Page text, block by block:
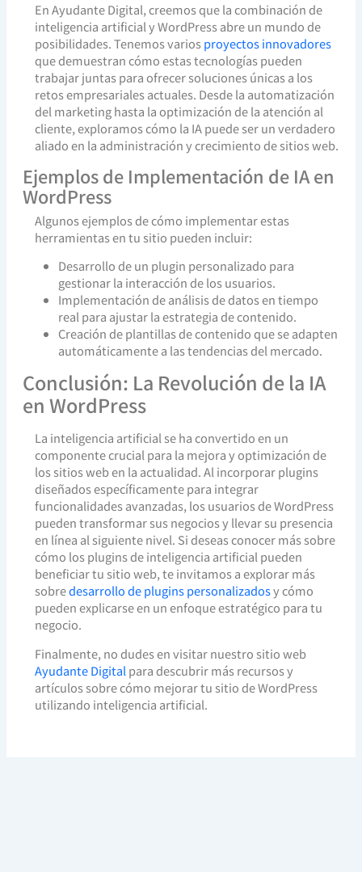
En Ayudante Digital, creemos que la combinación de
inteligencia artificial y WordPress abre un mundo de
posibilidades. Tenemos variosproyectos innovadores
que demuestran cómo estas tecnologías pueden
trabajar juntas para ofrecer soluciones únicas a los
retos empresariales actuales. Desde la automatización
del marketing hasta la optimización de la atención al
cliente, exploramos cómo la IA puede ser un verdadero
aliado en la administración y crecimiento de sitios web.
Ejemplos de Implementación de IA en
WordPress
Algunos ejemplos de cómo implementar estas
herramientas en tu sitio pueden incluir:
Desarrollo de un plugin personalizado para
gestionar la interacción de los usuarios.
Implementación de análisis de datos en tiempo
real para ajustar la estrategia de contenido.
Creación de plantillas de contenido que se adapten
automáticamente a las tendencias del mercado.
Conclusión: La Revolución de la IA
en WordPress
La inteligencia artificial se ha convertido en un
componente crucial para la mejora y optimización de
los sitios web en la actualidad. Al incorporar plugins
diseñados específicamente para integrar
funcionalidades avanzadas, los usuarios de WordPress
pueden transformar sus negocios y llevar su presencia
en línea al siguiente nivel. Si deseas conocer más sobre
cómo los plugins de inteligencia artificial pueden
beneficiar tu sitio web, te invitamos a explorar más
sobredesarrollo de plugins personalizadosy cómo
pueden explicarse en un enfoque estratégico para tu
negocio.
Finalmente, no dudes en visitar nuestro sitio web
Ayudante Digital para descubrir más recursos y
artículos sobre cómo mejorar tu sitio de WordPress
utilizando inteligencia artificial.